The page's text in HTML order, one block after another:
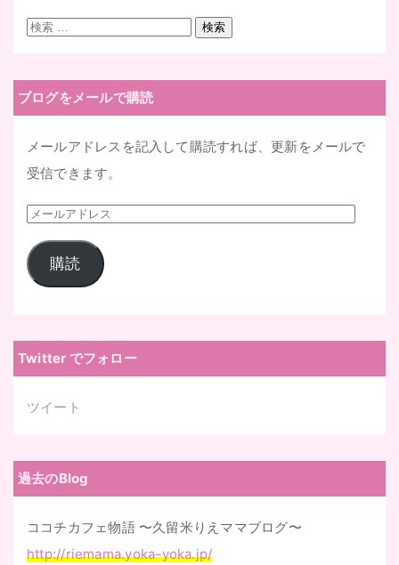
検
検索
ブログをメールで購読
メールアドレスを記入して購読すれば、更新をメールで
受信できます。
メ
ル
レ
購読
Twitter でフォロー
ツイート
過去のBlog
ココチカフェ物語 〜久留米りえママブログ〜
http://riemama.yoka-yoka.jp/